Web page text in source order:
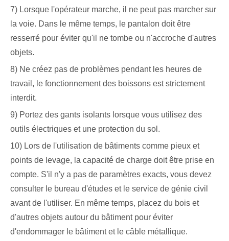
7) Lorsque l'opérateur marche, il ne peut pas marcher sur
la voie. Dans le même temps, le pantalon doit être
resserré pour éviter qu'il ne tombe ou n'accroche d'autres
objets.
8) Ne créez pas de problèmes pendant les heures de
travail, le fonctionnement des boissons est strictement
interdit.
9) Portez des gants isolants lorsque vous utilisez des
outils électriques et une protection du sol.
10) Lors de l'utilisation de bâtiments comme pieux et
points de levage, la capacité de charge doit être prise en
compte. S'il n'y a pas de paramètres exacts, vous devez
consulter le bureau d'études et le service de génie civil
avant de l'utiliser. En même temps, placez du bois et
d'autres objets autour du bâtiment pour éviter
d'endommager le bâtiment et le câble métallique.